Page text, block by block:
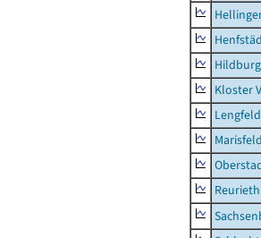
Kloster
Lengfeld
Reurieth